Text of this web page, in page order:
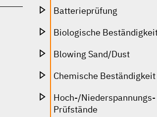
Batterieprüfung
Biologische
Blowing Sand/Dust
Chemische Beständigkeit
Hoch-/Niederspannungs-
Prüfstände